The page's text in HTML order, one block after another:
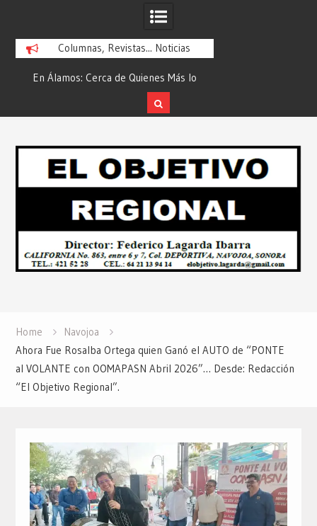
Columnas, Revistas... Noticias
En Álamos: Cerca de Quienes Más lo
Necesitan… Desde: Redacción “El
Objetivo Regional”.
ATTITUDE de
Home
Navojoa
Ahora Fue Rosalba Ortega quien Ganó el AUTO de “PONTE
al VOLANTE con OOMAPASN Abril 2026”… Desde: Redacción
“El Objetivo Regional”.